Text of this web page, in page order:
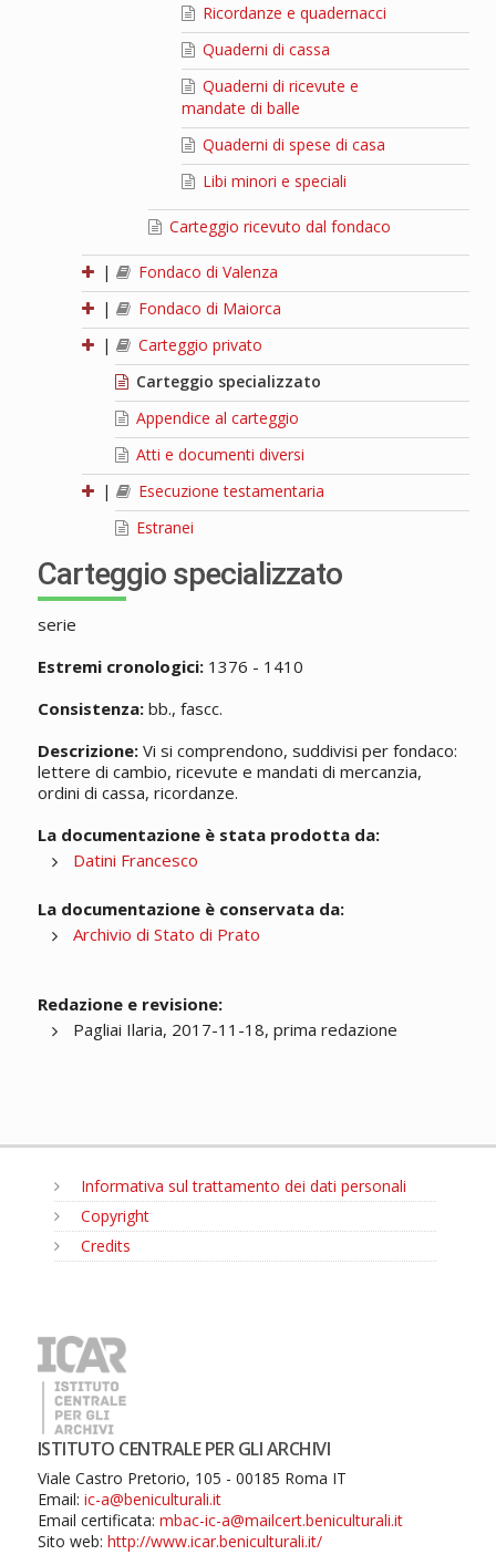
Ricordanze e quadernacci
Quaderni di cassa
Quaderni di ricevute e
mandate di balle
Quaderni di spese di casa
Libi minori e speciali
Carteggio ricevuto dal fondaco
|
Fondaco di Valenza
|
Fondaco di Maiorca
|
Carteggio privato
Carteggio specializzato
Appendice al carteggio
Atti e documenti diversi
|
Esecuzione testamentaria
Estranei
Carteggio specializzato
serie
Estremi cronologici:1376 - 1410
Consistenza:bb., fascc.
Descrizione:Vi si comprendono, suddivisi per fondaco:
lettere di cambio, ricevute e mandati di mercanzia,
ordini di cassa, ricordanze.
La documentazione è stata prodotta da:
Datini Francesco
La documentazione è conservata da:
Archivio di Stato di Prato
Redazione e revisione:
Pagliai Ilaria, 2017-11-18, prima redazione
Informativa sul trattamento dei dati personali
Copyright
Credits
ISTITUTO CENTRALE PER GLI ARCHIVI
Viale Castro Pretorio, 105 - 00185 Roma IT
Email: ic-a@beniculturali.it
Email certificata: mbac-ic-a@mailcert.beniculturali.it
Sito web: http://www.icar.beniculturali.it/